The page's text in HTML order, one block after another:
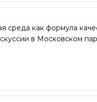
среда как формула
в Московском